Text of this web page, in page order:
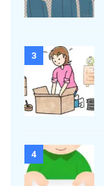
3
4